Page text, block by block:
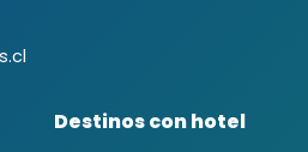
Destinos con hotel